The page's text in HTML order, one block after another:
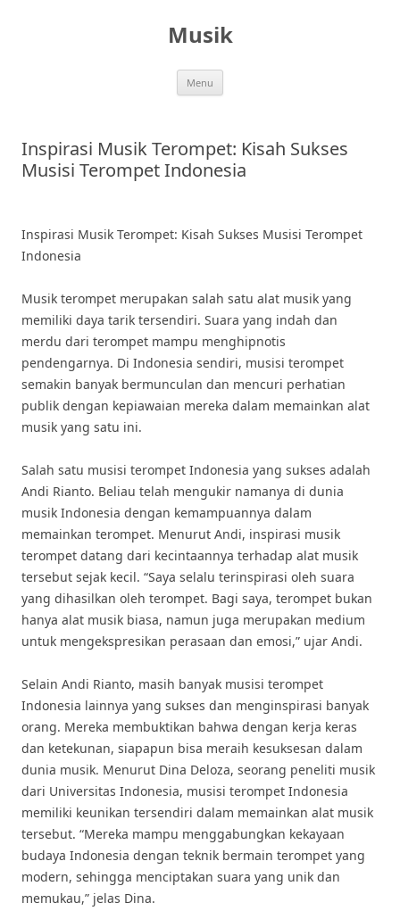
Musik
Menu
Inspirasi Musik Terompet: Kisah Sukses
Musisi Terompet Indonesia
Inspirasi Musik Terompet: Kisah Sukses Musisi Terompet
Indonesia
Musik terompet merupakan salah satu alat musik yang
memiliki daya tarik tersendiri. Suara yang indah dan
merdu dari terompet mampu menghipnotis
pendengarnya. Di Indonesia sendiri, musisi terompet
semakin banyak bermunculan dan mencuri perhatian
publik dengan kepiawaian mereka dalam memainkan alat
musik yang satu ini.
Salah satu musisi terompet Indonesia yang sukses adalah
Andi Rianto. Beliau telah mengukir namanya di dunia
musik Indonesia dengan kemampuannya dalam
memainkan terompet. Menurut Andi, inspirasi musik
terompet datang dari kecintaannya terhadap alat musik
tersebut sejak kecil. “Saya selalu terinspirasi oleh suara
yang dihasilkan oleh terompet. Bagi saya, terompet bukan
hanya alat musik biasa, namun juga merupakan medium
untuk mengekspresikan perasaan dan emosi,” ujar Andi.
Selain Andi Rianto, masih banyak musisi terompet
Indonesia lainnya yang sukses dan menginspirasi banyak
orang. Mereka membuktikan bahwa dengan kerja keras
dan ketekunan, siapapun bisa meraih kesuksesan dalam
dunia musik. Menurut Dina Deloza, seorang peneliti musik
dari Universitas Indonesia, musisi terompet Indonesia
memiliki keunikan tersendiri dalam memainkan alat musik
tersebut. “Mereka mampu menggabungkan kekayaan
budaya Indonesia dengan teknik bermain terompet yang
modern, sehingga menciptakan suara yang unik dan
memukau,” jelas Dina.